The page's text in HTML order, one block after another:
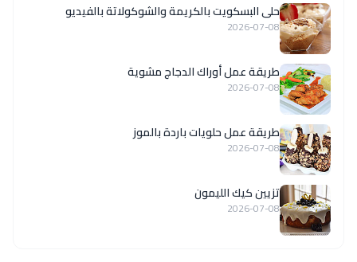
حلى البسكويت بالكريمة والشوكولاتة بالفيديو
2026-07-08
طريقة عمل أوراك الدجاج مشوية
2026-07-08
طريقة عمل حلويات باردة بالموز
2026-07-08
تزيين كيك الليمون
2026-07-08